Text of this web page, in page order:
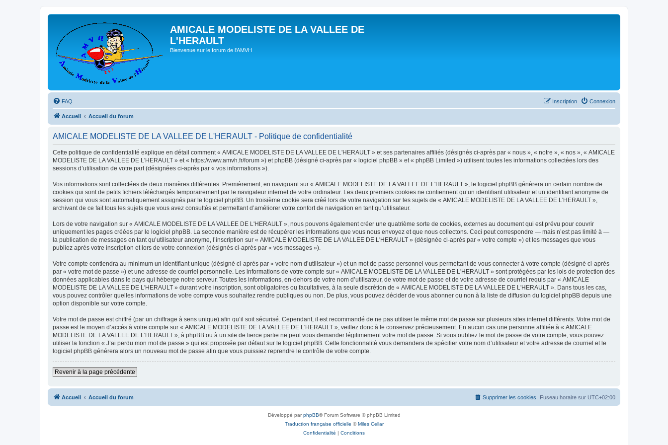
AMICALE MODELISTE DE LA VALLEE DE
L'HERAULT
Bienvenue sur le forum de l'AMVH
FAQ Connexion
Inscription
Accueil Accueil du forum
AMICALE MODELISTE DE LA VALLEE DE L'HERAULT - Politique de confidentialité
Cette politique de confidentialité explique en détail comment « AMICALE MODELISTE DE LA VALLEE DE L'HERAULT » et ses partenaires affiliés (désignés ci-après par « nous », « notre », « nos », « AMICALE
MODELISTE DE LA VALLEE DE L'HERAULT » et « https://www.amvh.fr/forum ») et phpBB (désigné ci-après par « logiciel phpBB » et « phpBB Limited ») utilisent toutes les informations collectées lors des
sessions d’utilisation de votre part (désignées ci-après par « vos informations »).
Vos informations sont collectées de deux manières différentes. Premièrement, en naviguant sur « AMICALE MODELISTE DE LA VALLEE DE L'HERAULT », le logiciel phpBB génèrera un certain nombre de
cookies qui sont de petits fichiers téléchargés temporairement par le navigateur internet de votre ordinateur. Les deux premiers cookies ne contiennent qu’un identifiant utilisateur et un identifiant anonyme de
session qui vous sont automatiquement assignés par le logiciel phpBB. Un troisième cookie sera créé lors de votre navigation sur les sujets de « AMICALE MODELISTE DE LA VALLEE DE L'HERAULT »,
archivant de ce fait tous les sujets que vous avez consultés et permettant d’améliorer votre confort de navigation en tant qu’utilisateur.
Lors de votre navigation sur « AMICALE MODELISTE DE LA VALLEE DE L'HERAULT », nous pouvons également créer une quatrième sorte de cookies, externes au document qui est prévu pour couvrir
uniquement les pages créées par le logiciel phpBB. La seconde manière est de récupérer les informations que vous nous envoyez et que nous collectons. Ceci peut correspondre — mais n’est pas limité à —
la publication de messages en tant qu’utilisateur anonyme, l’inscription sur « AMICALE MODELISTE DE LA VALLEE DE L'HERAULT » (désignée ci-après par « votre compte ») et les messages que vous
publiez après votre inscription et lors de votre connexion (désignés ci-après par « vos messages »).
Votre compte contiendra au minimum un identifiant unique (désigné ci-après par « votre nom d’utilisateur ») et un mot de passe personnel vous permettant de vous connecter à votre compte (désigné ci-après
par « votre mot de passe ») et une adresse de courriel personnelle. Les informations de votre compte sur « AMICALE MODELISTE DE LA VALLEE DE L'HERAULT » sont protégées par les lois de protection des
données applicables dans le pays qui héberge notre serveur. Toutes les informations, en-dehors de votre nom d’utilisateur, de votre mot de passe et de votre adresse de courriel requis par « AMICALE
MODELISTE DE LA VALLEE DE L'HERAULT » durant votre inscription, sont obligatoires ou facultatives, à la seule discrétion de « AMICALE MODELISTE DE LA VALLEE DE L'HERAULT ». Dans tous les cas,
vous pouvez contrôler quelles informations de votre compte vous souhaitez rendre publiques ou non. De plus, vous pouvez décider de vous abonner ou non à la liste de diffusion du logiciel phpBB depuis une
option disponible sur votre compte.
Votre mot de passe est chiffré (par un chiffrage à sens unique) afin qu’il soit sécurisé. Cependant, il est recommandé de ne pas utiliser le même mot de passe sur plusieurs sites internet différents. Votre mot de
passe est le moyen d’accès à votre compte sur « AMICALE MODELISTE DE LA VALLEE DE L'HERAULT », veillez donc à le conservez précieusement. En aucun cas une personne affiliée à « AMICALE
MODELISTE DE LA VALLEE DE L'HERAULT », à phpBB ou à un site de tierce partie ne peut vous demander légitimement votre mot de passe. Si vous oubliez le mot de passe de votre compte, vous pouvez
utiliser la fonction « J’ai perdu mon mot de passe » qui est proposée par défaut sur le logiciel phpBB. Cette fonctionnalité vous demandera de spécifier votre nom d’utilisateur et votre adresse de courriel et le
logiciel phpBB générera alors un nouveau mot de passe afin que vous puissiez reprendre le contrôle de votre compte.
Revenir à la page précédente
Accueil Accueil du forum Fuseau horaire sur UTC+02:00
Supprimer les cookies
Développé parphpBB® Forum Software © phpBB Limited
Traduction française officielle ©Miles Cellar
Confidentialité | Conditions